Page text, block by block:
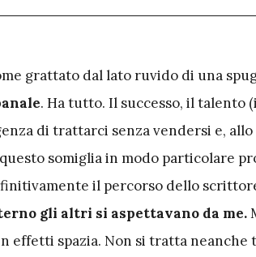
grattato dal lato ruvido di una
. Ha tutto. Il successo, il talento
di trattarci senza vendersi e, allo
somiglia in modo particolare
il percorso dello
gli altri si aspettavano da me.
effetti spazia. Non si tratta